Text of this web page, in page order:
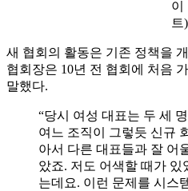
이
트)
새 협회의 활동은 기존 정책을
협회장은 10년 전 협회에 처음
말했다.
“당시 여성 대표는 두 세
여느 조직이 그렇듯 신규
아서 다른 대표들과 잘 어
았죠. 저도 어색할 때가 있
는데요. 이런 문제를 시스